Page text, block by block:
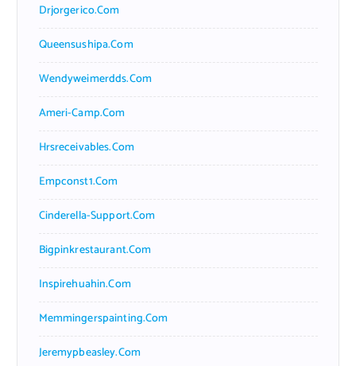
Drjorgerico.com
Queensushipa.com
Wendyweimerdds.com
Ameri-Camp.com
Hrsreceivables.com
Empconst1.com
Cinderella-Support.com
Bigpinkrestaurant.com
Inspirehuahin.com
Memmingerspainting.com
Jeremypbeasley.com